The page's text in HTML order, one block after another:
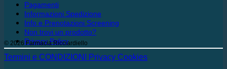
Pagamenti
Informazioni Spedizione
Info e Prenotazioni Screening
Non trovi un prodotto?
Privacy Policy
© 2026 Farmacia Ricciardiello
Termini e CONDIZIONI Privacy Cookies